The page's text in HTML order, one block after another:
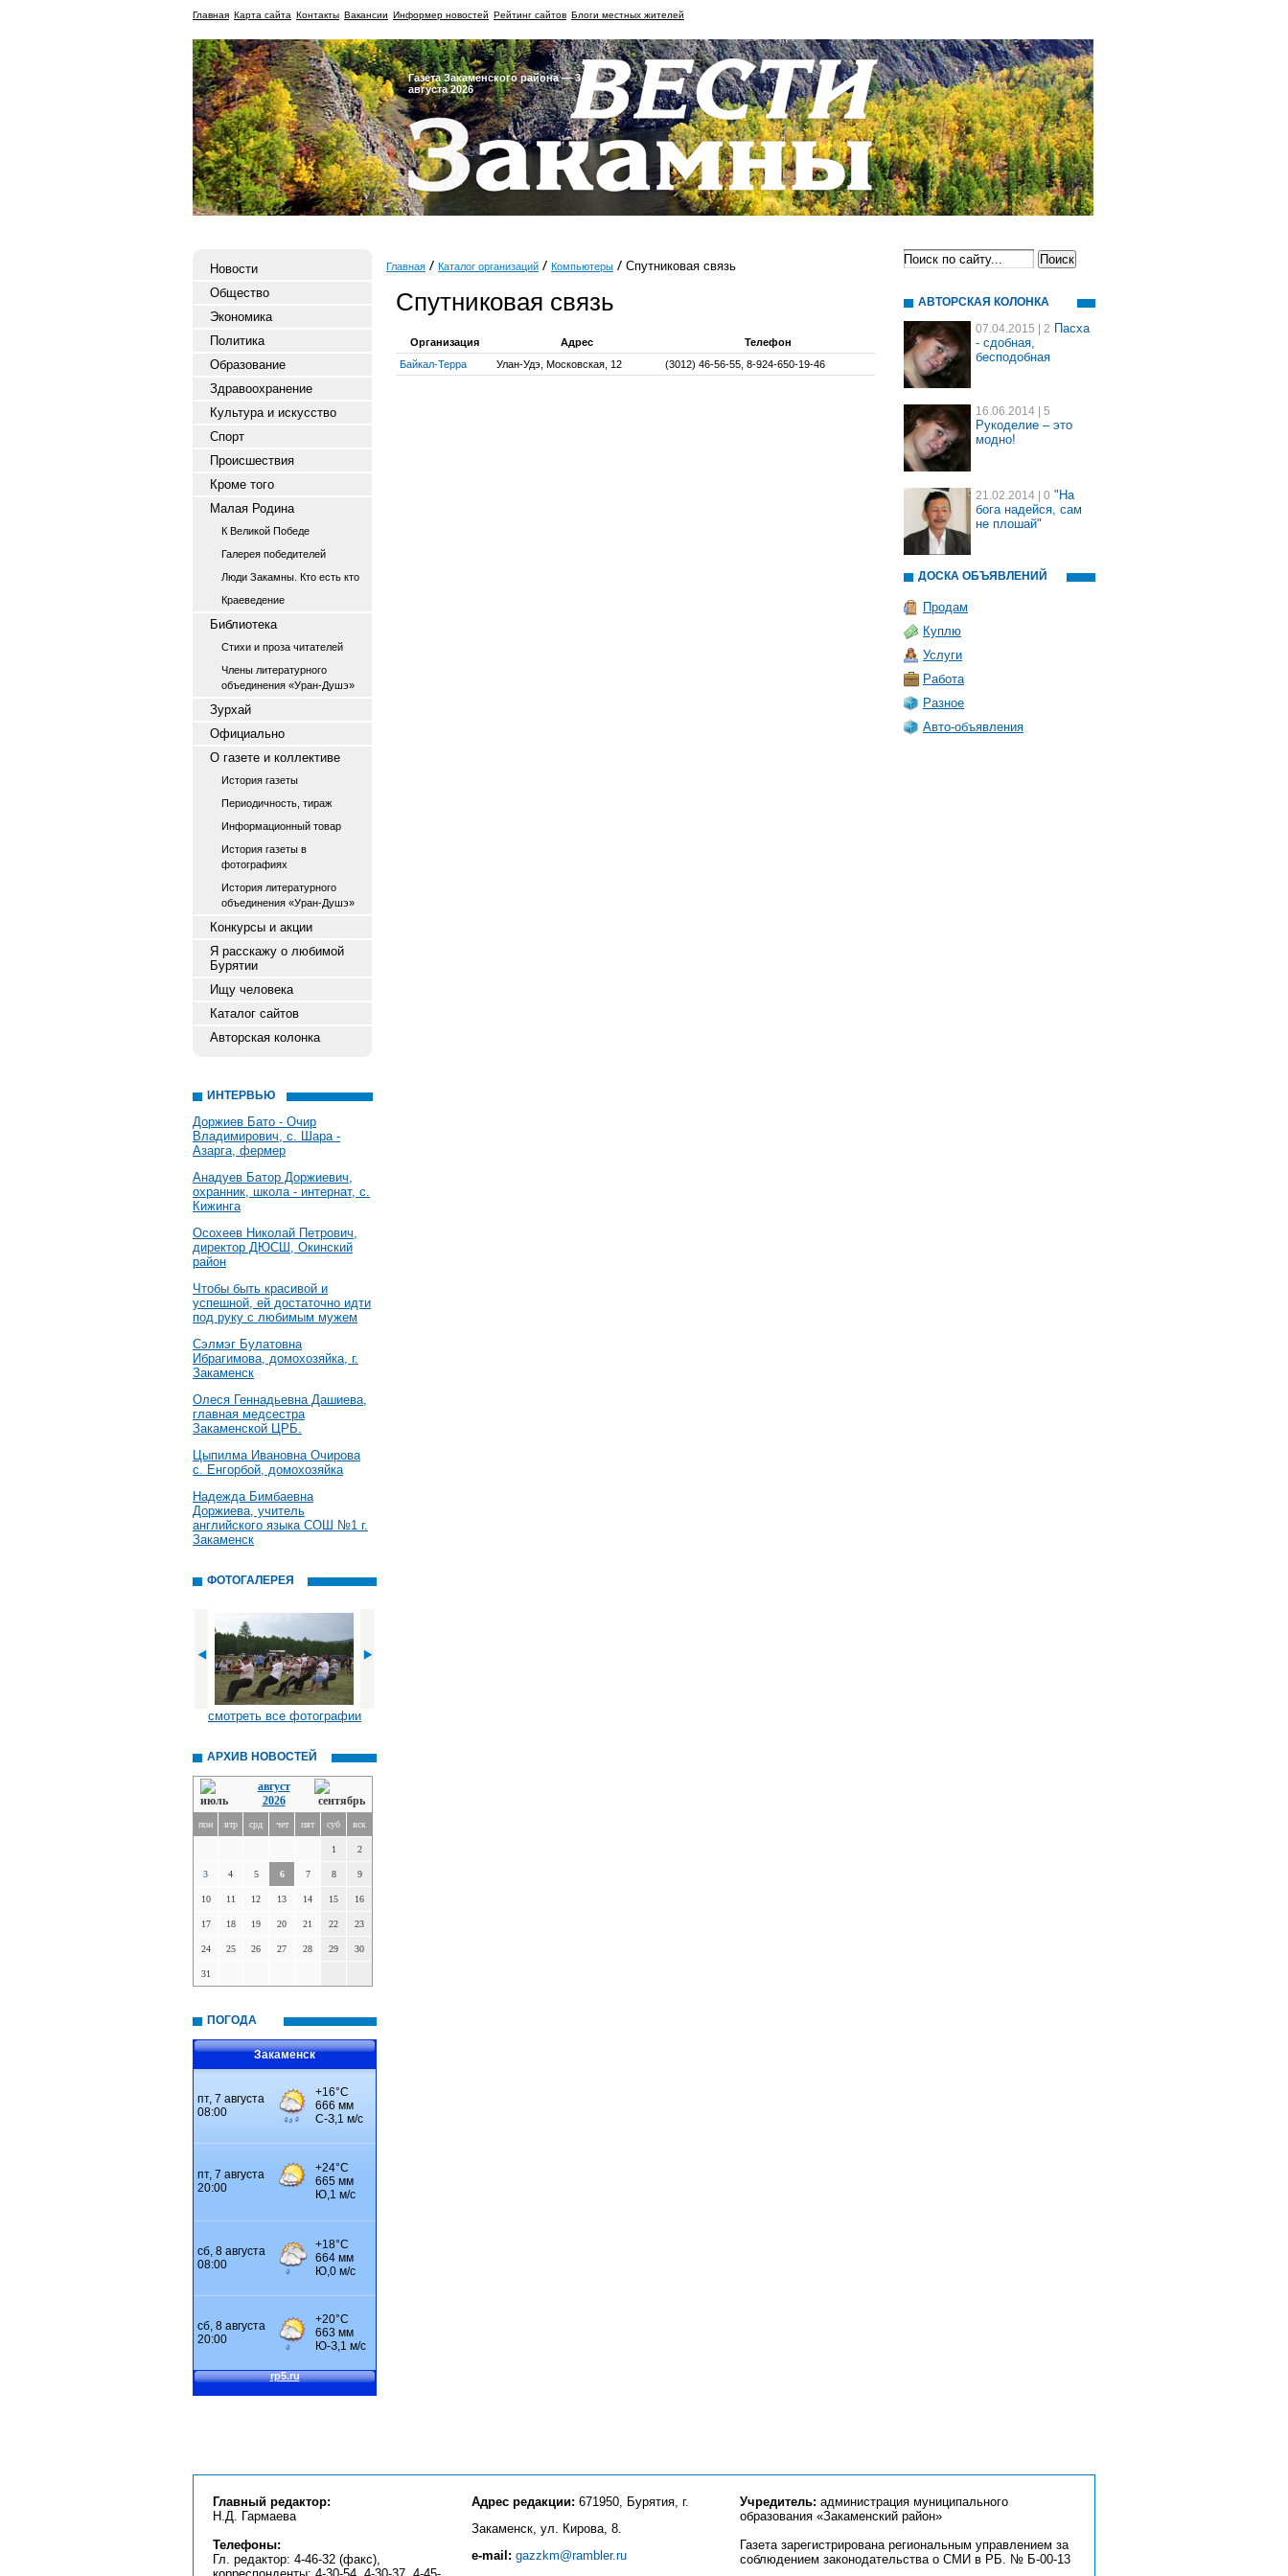
Главная Карта сайта Контакты Вакансии Информер новостей Рейтинг сайтов Блоги местных жителей
Газета Закаменского района — 3
августа 2026
Новости
Общество
Экономика
Политика
Образование
Здравоохранение
Культура и искусство
Спорт
Происшествия
Кроме того
Малая Родина
К Великой Победе
Галерея победителей
Люди Закамны. Кто есть кто
Краеведение
Библиотека
Стихи и проза читателей
Члены литературного
объединения «Уран-Душэ»
Зурхай
Официально
О газете и коллективе
История газеты
Периодичность, тираж
Информационный товар
История газеты в
фотографиях
История литературного
объединения «Уран-Душэ»
Конкурсы и акции
Я расскажу о любимой
Бурятии
Ищу человека
Каталог сайтов
Авторская колонка
ИНТЕРВЬЮ
Доржиев Бато - Очир
Владимирович, с. Шара -
Азарга, фермер
Анадуев Батор Доржиевич,
охранник, школа - интернат, с.
Кижинга
Осохеев Николай Петрович,
директор ДЮСШ, Окинский
район
Чтобы быть красивой и
успешной, ей достаточно идти
под руку с любимым мужем
Сэлмэг Булатовна
Ибрагимова, домохозяйка, г.
Закаменск
Олеся Геннадьевна Дашиева,
главная медсестра
Закаменской ЦРБ.
Цыпилма Ивановна Очирова
с. Енгорбой, домохозяйка
Надежда Бимбаевна
Доржиева, учитель
английского языка СОШ №1 г.
Закаменск
ФОТОГАЛЕРЕЯ
смотреть все фотографии
АРХИВ НОВОСТЕЙ
август
2026
пон втр срд чет пят суб вск
1 2
3 4 5 6 7 8 9
10 11 12 13 14 15 16
17 18 19 20 21 22 23
24 25 26 27 28 29 30
31
ПОГОДА
Закаменск
Главная Каталог организаций Компьютеры Спутниковая связь
Спутниковая связь
Организация Адрес
Телефон
Байкал-Терра
Улан-Удэ, Московская, 12 (3012) 46-56-55, 8-924-650-19-46
АВТОРСКАЯ КОЛОНКА
07.04.2015 | 2 Пасха
- сдобная,
бесподобная
16.06.2014 | 5
Рукоделие – это
модно!
21.02.2014 | 0 "На
бога надейся, сам
не плошай"
ДОСКА ОБЪЯВЛЕНИЙ
Продам
Куплю
Услуги
Работа
Разное
Авто-объявления
Главный редактор:
Н.Д. Гармаева
Телефоны:
Гл. редактор: 4-46-32 (факс),
Адрес редакции: 671950, Бурятия, г.
Закаменск, ул. Кирова, 8.
e-mail: gazzkm@rambler.ru
Учредитель: администрация муниципального
образования «Закаменский район»
Газета зарегистрирована региональным управлением за
соблюдением законодательства о СМИ в РБ. № Б-00-13